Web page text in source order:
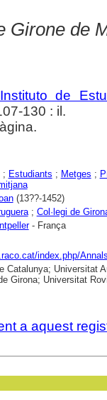
Girone de
de
130 : il.
; Estudiants ; Metges ;
(13??-1452)
; Col·legi de
- França
index.php/
Catalunya; Universitat
Girona; Universitat
a aquest